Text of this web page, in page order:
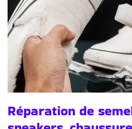
Réparation de